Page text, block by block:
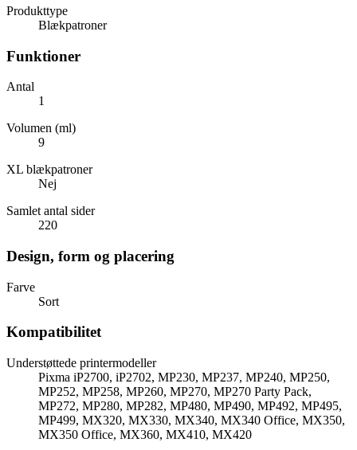
Produkttype
Blækpatroner
Funktioner
Antal
1
Volumen (ml)
9
XL blækpatroner
Nej
Samlet antal sider
220
Design, form og placering
Farve
Sort
Kompatibilitet
Understøttede printermodeller
Pixma iP2700, iP2702, MP230, MP237, MP240, MP250,
MP252, MP258, MP260, MP270, MP270 Party Pack,
MP272, MP280, MP282, MP480, MP490, MP492, MP495,
MP499, MX320, MX330, MX340, MX340 Office, MX350,
MX350 Office, MX360, MX410, MX420